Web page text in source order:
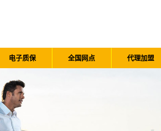
电子质保 全国网点 代理加盟